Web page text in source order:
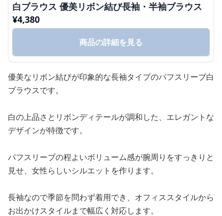
白ブラウス 優美リボン結び長袖・半袖ブラウス
¥4,380
商品の詳細を見る
優美なリボン結びが印象的な長袖タイプのパフスリーブ白
ブラウスです。
白の上品さとリボンディテールが調和した、エレガントな
デザインが特徴です。
パフスリーブの程よいボリューム感が腕周りをすっきりと
見せ、女性らしいシルエットを作ります。
長袖なので季節を問わず着用でき、オフィススタイルから
お出かけスタイルまで幅広く対応します。